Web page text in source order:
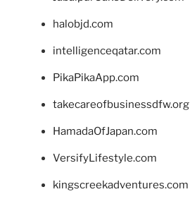
halobjd.com
intelligenceqatar.com
PikaPikaApp.com
takecareofbusinessdfw.org
HamadaOfJapan.com
VersifyLifestyle.com
kingscreekadventures.com